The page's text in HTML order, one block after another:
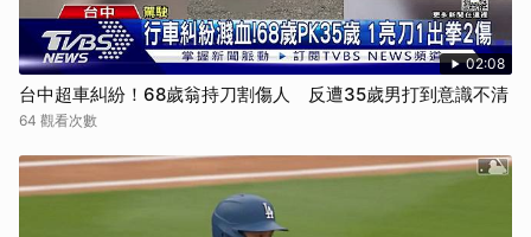
02:08
台中超車糾紛！68歲翁持刀割傷人 反遭35歲男打到意識不清
64 觀看次數